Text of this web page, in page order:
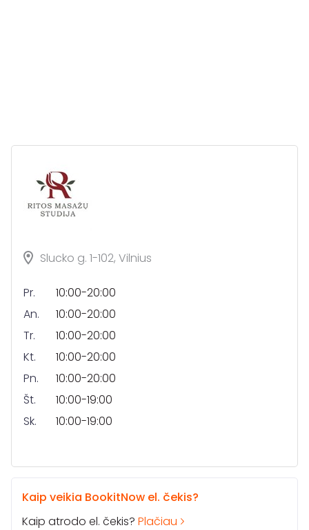
Slucko g. 1-102, Vilnius
Pr.
10:00-20:00
An.
10:00-20:00
Tr.
10:00-20:00
Kt.
10:00-20:00
Pn.
10:00-20:00
Št.
10:00-19:00
Sk.
10:00-19:00
Kaip veikia BookitNow el. čekis?
Kaip atrodo el. čekis? Plačiau